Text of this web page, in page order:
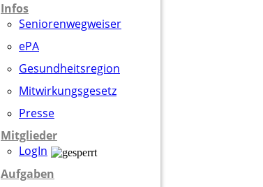
Infos
Seniorenwegweiser
ePA
Gesundheitsregion
Mitwirkungsgesetz
Presse
Mitglieder
LogIn
Aufgaben